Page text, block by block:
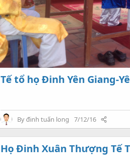
Tế tổ họ Đinh Yên Giang-
Byđinh tuấn long 7/12/16
Họ Đinh Xuân Thượng Tế